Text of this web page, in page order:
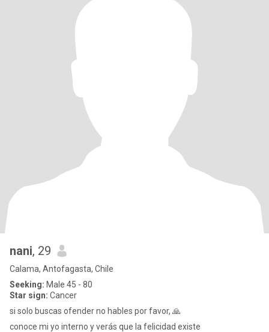
nani, 29
Calama, Antofagasta, Chile
Seeking: Male 45 - 80
Star sign: Cancer
si solo buscas ofender no hables por favor, 🙏
conoce mi yo interno y verás que la felicidad existe